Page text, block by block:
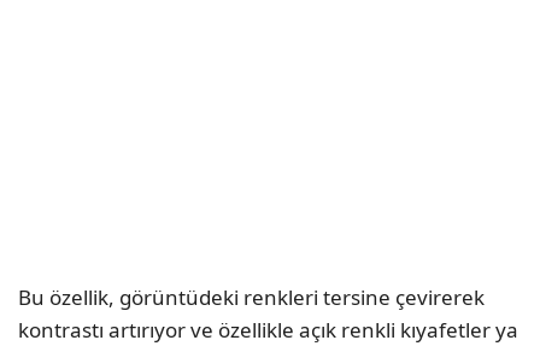
Bu özellik, görüntüdeki renkleri tersine çevirerek
kontrastı artırıyor ve özellikle açık renkli kıyafetler ya